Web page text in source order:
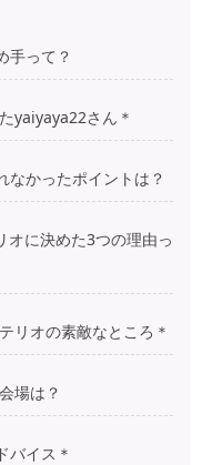
手って？
yaiyaya22さん＊
なかったポイントは？
に決めた3つの理由っ
リオの素敵なところ＊
場は？
バイス＊